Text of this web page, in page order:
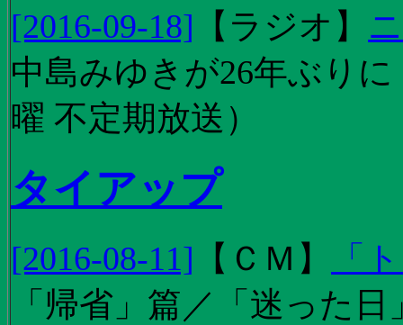
[2016-09-18] 【 ラジオ 】
中島みゆきが26年ぶり
曜 不定期放送）
タイアップ
[2016-08-11] 【 ＣＭ 】
「
「帰省」篇／「迷った